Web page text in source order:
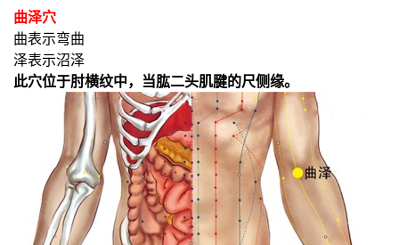
曲泽穴
曲表示弯曲
泽表示沼泽
此穴位于肘横纹中，当肱二头肌腱的尺侧缘。